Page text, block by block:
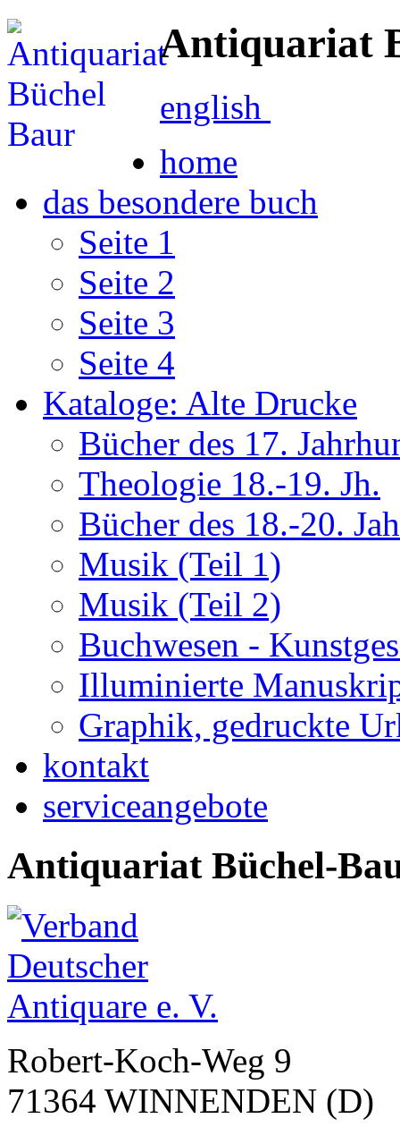
Antiquariat
english
home
das besondere buch
Seite 1
Seite 2
Seite 3
Seite 4
Kataloge: Alte Drucke
Bücher des 17.
Theologie 18.-19. Jh.
Bücher des 18.-20.
Musik (Teil 1)
Musik (Teil 2)
Buchwesen -
Illuminierte
Graphik, gedruckte
kontakt
serviceangebote
Antiquariat Büchel-
Robert-Koch-Weg 9
71364 WINNENDEN (D)